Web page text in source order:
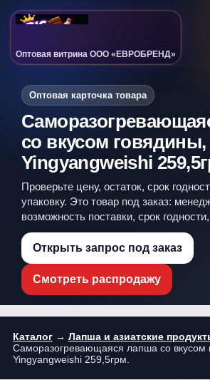
Оптовая витрина ООО «ЕВРОБРЕНД»
Оптовая карточка товара
со вкусом говядины,
Yingyangweishi
Проверьте цену, остаток, срок
упаковку. Это товар под заказ:
возможность поставки, срок
Открыть запрос под заказ
Смотреть распродажу
Каталог → Лапша и азиатские
Саморазогревающаяся лапша со вкусом
Yingyangweishi 259,5грм.